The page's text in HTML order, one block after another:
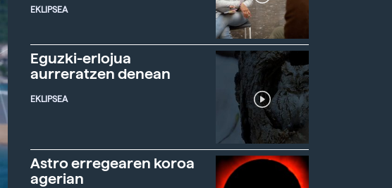
EKLIPSEA
Eguzki-erlojua
aurreratzen denean
EKLIPSEA
Astro erregearen koroa
agerian